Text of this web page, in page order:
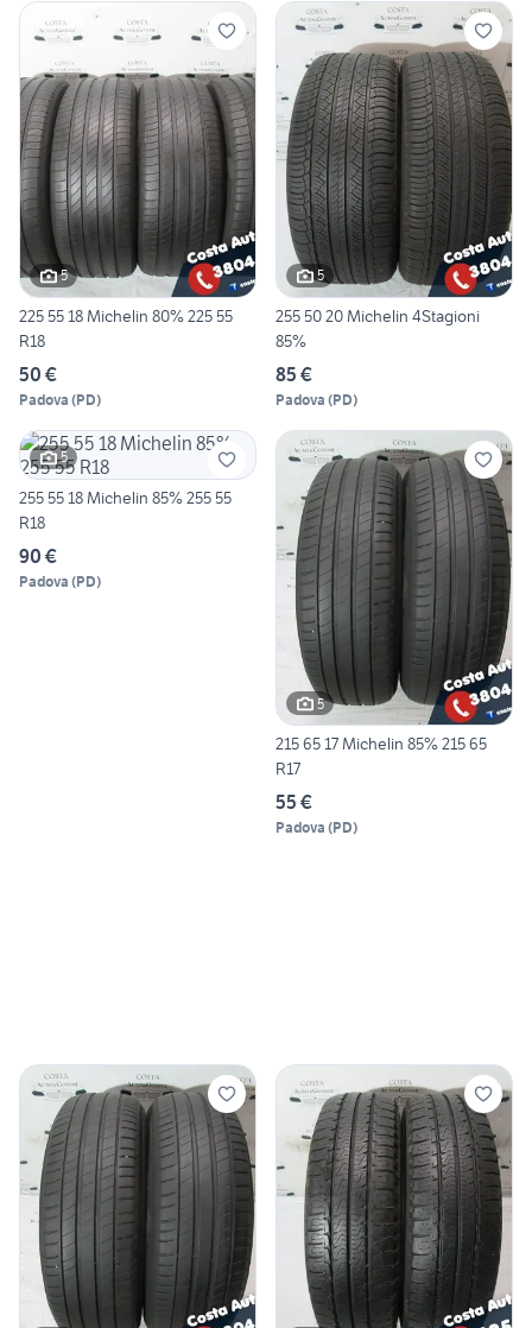
5
225 55 18 Michelin 80% 225 55
R18
50 €
Padova (PD)
5
255 50 20 Michelin 4Stagioni
85%
85 €
Padova (PD)
5
255 55 18 Michelin 85% 255 55
R18
90 €
Padova (PD)
5
215 65 17 Michelin 85% 215 65
R17
55 €
Padova (PD)